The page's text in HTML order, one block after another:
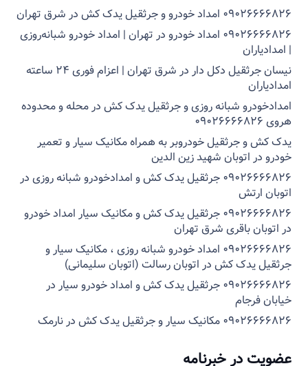
۰۹۰۲۶۶۶۶۸۲۶ امداد خودرو و جرثقیل یدک کش در شرق تهران
۰۹۰۲۶۶۶۶۸۲۶ امداد خودرو در تهران | امداد خودرو شبانه‌روزی
| امدادیاران
نیسان جرثقیل دکل دار در شرق تهران | اعزام فوری ۲۴ ساعته
امدادیاران
امدادخودرو شبانه روزی و جرثقیل یدک کش در محله و محدوده
هروی ۰۹۰۲۶۶۶۶۸۲۶
یدک کش و جرثقیل خودروبر به همراه مکانیک سیار و تعمیر
خودرو در اتوبان شهید زین الدین
۰۹۰۲۶۶۶۶۸۲۶ جرثقیل یدک کش و امدادخودرو شبانه روزی در
اتوبان ارتش
۰۹۰۲۶۶۶۶۸۲۶ جرثقیل یدک کش و مکانیک سیار امداد خودرو
در اتوبان باقری شرق تهران
۰۹۰۲۶۶۶۶۸۲۶ امداد خودرو شبانه روزی ، مکانیک سیار و
جرثقیل یدک کش در اتوبان رسالت (اتوبان سلیمانی)
۰۹۰۲۶۶۶۶۸۲۶ جرثقیل یدک کش و امداد خودرو سیار در
خیابان فرجام
۰۹۰۲۶۶۶۶۸۲۶ مکانیک سیار و جرثقیل یدک کش در نارمک
عضویت در خبرنامه